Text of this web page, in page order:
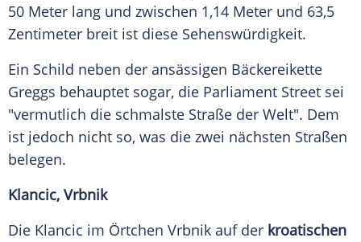
50 Meter lang und zwischen 1,14 Meter und 63,5
Zentimeter breit ist diese Sehenswürdigkeit.
Ein Schild neben der ansässigen Bäckereikette
Greggs behauptet sogar, die Parliament Street sei
"vermutlich die schmalste Straße der Welt". Dem
ist jedoch nicht so, was die zwei nächsten Straßen
belegen.
Klancic, Vrbnik
Die Klancic im Örtchen Vrbnik auf der kroatischen